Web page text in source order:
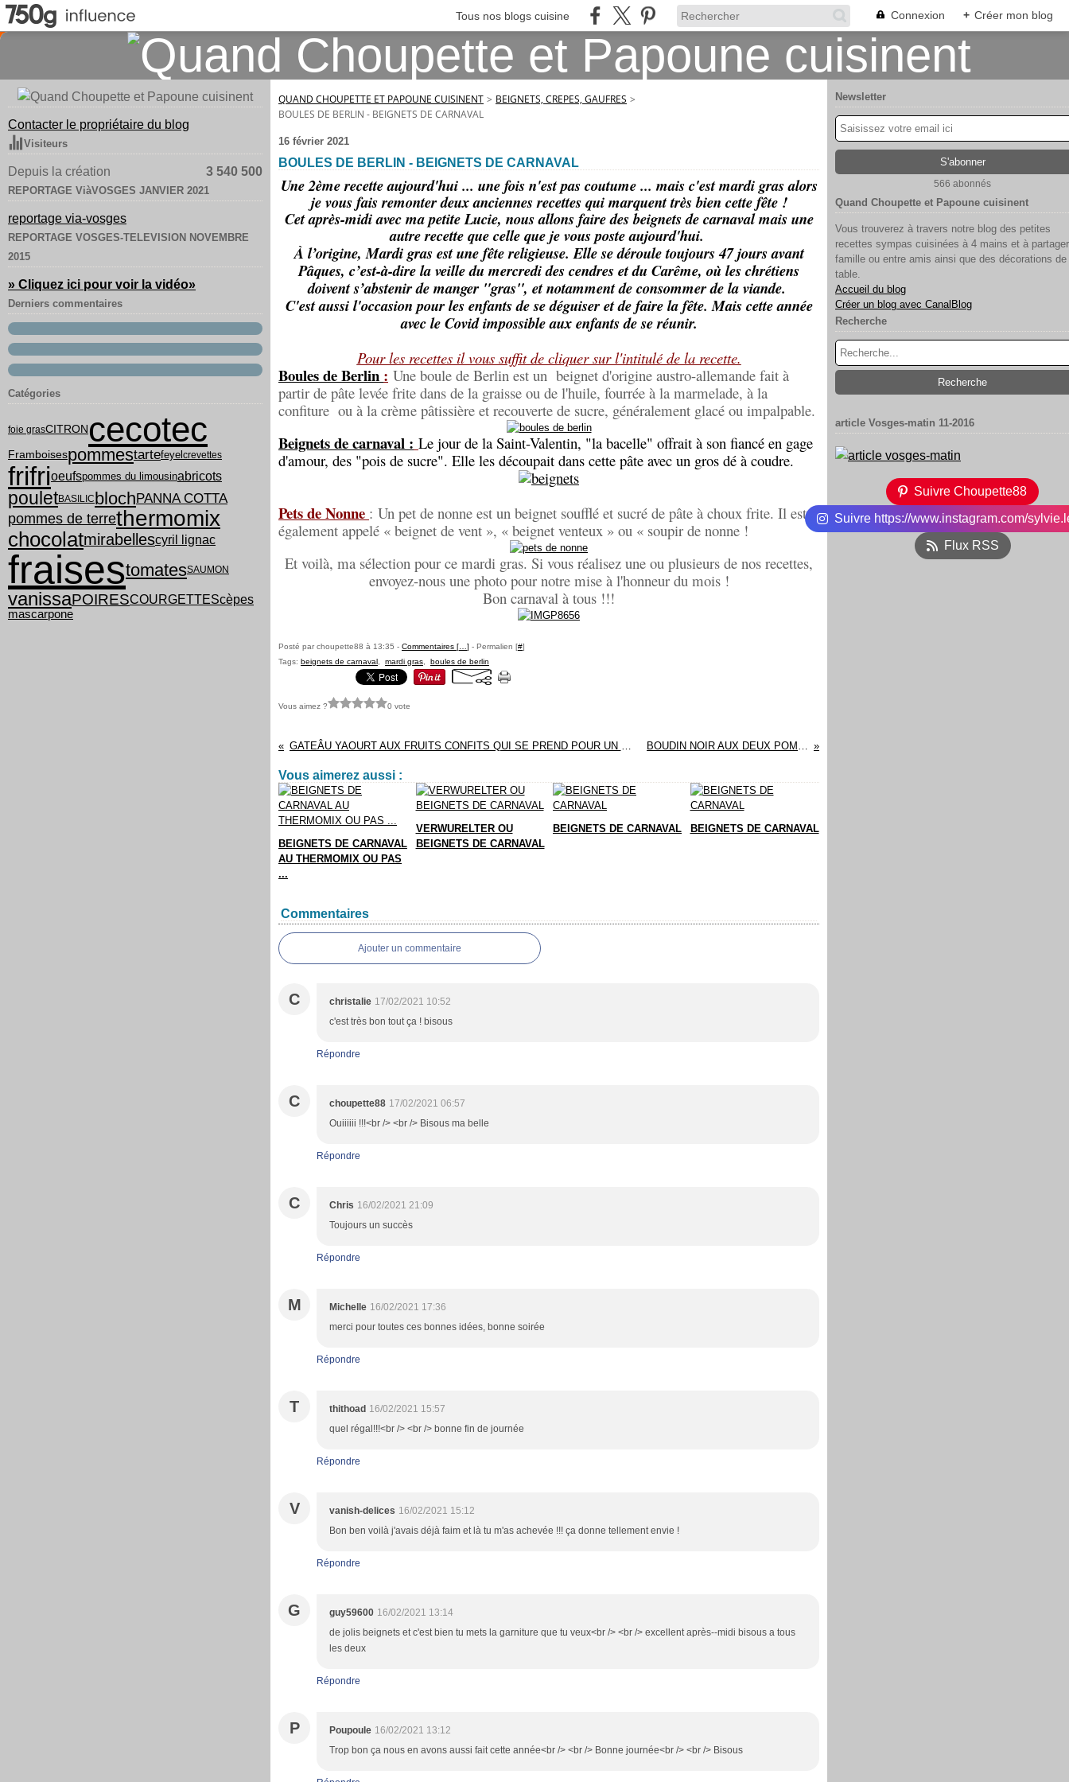
Tous nos blogs cuisine Connexion + Créer mon blog
Contacter le propriétaire du blog
Visiteurs
Depuis la création 3 540 500
REPORTAGE ViàVOSGES JANVIER 2021
reportage via-vosges
REPORTAGE VOSGES-TELEVISION NOVEMBRE
2015
» Cliquez ici pour voir la vidéo»
Derniers commentaires
Catégories
foie grasCITRON cecotec
Framboisespommestartefeyelcrevettes
frifrioeufspommes du limousinabricots
pouletBASILICblochPANNA COTTA
pommes de terrethermomix
chocolatmirabellescyril lignac
fraisestomatesSAUMON
vanissaPOIRESCOURGETTEScèpes
mascarpone
QUAND CHOUPETTE ET PAPOUNE CUISINENT > BEIGNETS, CREPES, GAUFRES >
BOULES DE BERLIN - BEIGNETS DE CARNAVAL
16 février 2021
BOULES DE BERLIN - BEIGNETS DE CARNAVAL
Une 2ème recette aujourd'hui ... une fois n'est pas coutume ... mais c'est mardi gras alors
je vous fais remonter deux anciennes recettes qui marquent très bien cette fête !
Cet après-midi avec ma petite Lucie, nous allons faire des beignets de carnaval mais une
autre recette que celle que je vous poste aujourd'hui.
À l’origine, Mardi gras est une fête religieuse. Elle se déroule toujours 47 jours avant
Pâques, c’est-à-dire la veille du mercredi des cendres et du Carême, où les chrétiens
doivent s’abstenir de manger "gras", et notamment de consommer de la viande.
C'est aussi l'occasion pour les enfants de se déguiser et de faire la fête. Mais cette année
avec le Covid impossible aux enfants de se réunir.
Pour les recettes il vous suffit de cliquer sur l'intitulé de la recette.
Boules de Berlin : Une boule de Berlin est un beignet d'origine austro-allemande fait à
partir de pâte levée frite dans de la graisse ou de l'huile, fourrée à la marmelade, à la
confiture ou à la crème pâtissière et recouverte de sucre, généralement glacé ou impalpable.
Beignets de carnaval : Le jour de la Saint-Valentin, "la bacelle" offrait à son fiancé en gage
d'amour, des "pois de sucre". Elle les découpait dans cette pâte avec un gros dé à coudre.
Pets de Nonne : Un pet de nonne est un beignet soufflé et sucré de pâte à choux frite. Il est
également appelé « beignet de vent », « beignet venteux » ou « soupir de nonne !
Et voilà, ma sélection pour ce mardi gras. Si vous réalisez une ou plusieurs de nos recettes,
envoyez-nous une photo pour notre mise à l'honneur du mois !
Bon carnaval à tous !!!
Posté par choupette88 à 13:35 - Commentaires [ ] - Permalien [#]
Tags: beignets de carnaval mardi gras boules de berlin
Vous aimez ? 0 vote
GATEÂU YAOURT AUX FRUITS CONFITS QUI SE PREND POUR UN CAKE ... BOUDIN NOIR AUX DEUX POMMES
Vous aimerez aussi :
BEIGNETS DE CARNAVAL
AU THERMOMIX OU PAS
...
VERWURELTER OU
BEIGNETS DE CARNAVAL
BEIGNETS DE CARNAVAL BEIGNETS DE CARNAVAL
Commentaires
Ajouter un commentaire
C christalie 17/02/2021 10:52
c'est très bon tout ça ! bisous
Répondre
C choupette88 17/02/2021 06:57
Ouiiiiii !!!<br /> <br /> Bisous ma belle
Répondre
C Chris 16/02/2021 21:09
Toujours un succès
Répondre
M Michelle 16/02/2021 17:36
merci pour toutes ces bonnes idées, bonne soirée
Répondre
T thithoad 16/02/2021 15:57
quel régal!!!<br /> <br /> bonne fin de journée
Répondre
V vanish-delices 16/02/2021 15:12
Bon ben voilà j'avais déjà faim et là tu m'as achevée !!! ça donne tellement envie !
Répondre
G guy59600 16/02/2021 13:14
de jolis beignets et c'est bien tu mets la garniture que tu veux<br /> <br /> excellent après--midi bisous a tous
les deux
Répondre
P Poupoule 16/02/2021 13:12
Trop bon ça nous en avons aussi fait cette année<br /> <br /> Bonne journée<br /> <br /> Bisous
Newsletter
566 abonnés
Quand Choupette et Papoune cuisinent
Vous trouverez à travers notre blog des petites
recettes sympas cuisinées à 4 mains et à
famille ou entre amis ainsi que des décorations de
table.
Accueil du blog
Créer un blog avec CanalBlog
Recherche
article Vosges-matin 11-2016
Suivre Choupette88
Suivre https://www.instagram.com/
Flux RSS